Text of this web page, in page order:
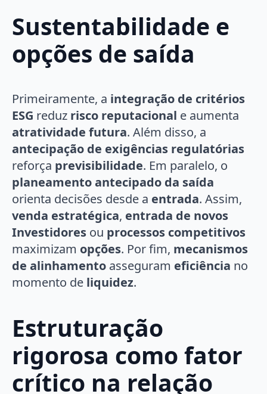
Sustentabilidade e
opções de saída
Primeiramente, a integração de critérios
ESG reduz risco reputacional e aumenta
atratividade futura. Além disso, a
antecipação de exigências regulatórias
reforça previsibilidade. Em paralelo, o
planeamento antecipado da saída
orienta decisões desde a entrada. Assim,
venda estratégica, entrada de novos
Investidores ou processos competitivos
maximizam opções. Por fim, mecanismos
de alinhamento asseguram eficiência no
momento de liquidez.
Estruturação
rigorosa como fator
crítico na relação